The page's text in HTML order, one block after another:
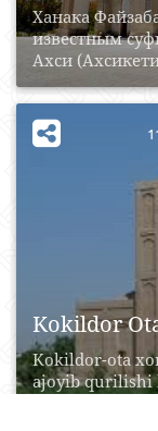
Ханака
известным
Ахси
Kokildor
Kokildor-ota
ajoyib qurilishi